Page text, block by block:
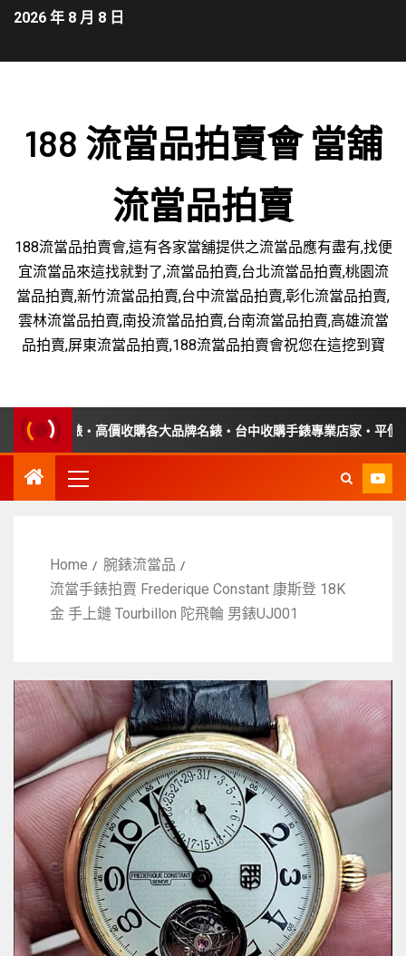
2026 年 8 月 8 日
188 流當品拍賣會 當舖
流當品拍賣
188流當品拍賣會,這有各家當舖提供之流當品應有盡有,找便
宜流當品來這找就對了,流當品拍賣,台北流當品拍賣,桃園流
當品拍賣,新竹流當品拍賣,台中流當品拍賣,彰化流當品拍賣,
雲林流當品拍賣,南投流當品拍賣,台南流當品拍賣,高雄流當
品拍賣,屏東流當品拍賣,188流當品拍賣會祝您在這挖到寶
錶・高價收購各大品牌名錶・台中收購手錶專業店家・平價手錶維修
Home
腕錶流當品
流當手錶拍賣 Frederique Constant 康斯登 18K
金 手上鏈 Tourbillon 陀飛輪 男錶UJ001